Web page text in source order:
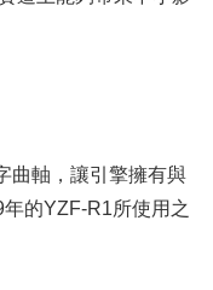
曲軸，讓引擎擁有與
的YZF-R1所使用之